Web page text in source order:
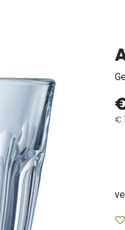
€